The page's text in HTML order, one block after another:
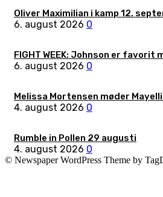
Oliver Maximilian i kamp 12.
6. august 2026 0
FIGHT WEEK: Johnson er favorit
6. august 2026 0
Melissa Mortensen møder
4. august 2026 0
Rumble in Pollen 29 augusti
4. august 2026 0
© Newspaper WordPress Theme by